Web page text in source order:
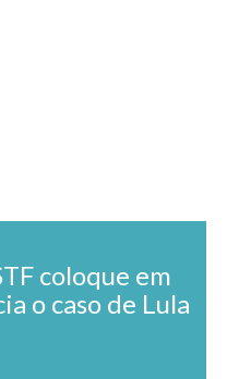
coloque em
o caso de Lula